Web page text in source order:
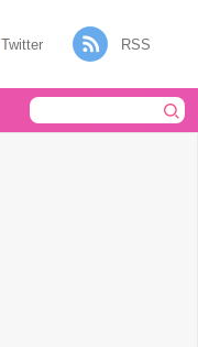
Twitter RSS